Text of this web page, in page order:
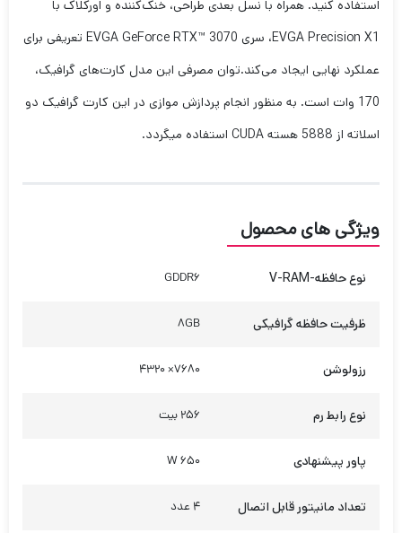
استفاده کنید. همراه با نسل بعدی طراحی، خنک‌کننده و اورکلاک با
EVGA Precision X1، سری EVGA GeForce RTX™ 3070 تعریفی برای
عملکرد نهایی ایجاد می‌کند.توان مصرفی این مدل کارت‌های گرافیک،
170 وات است. به منظور انجام پردازش موازی در این کارت گرافیک دو
اسلاته از 5888 هسته CUDA استفاده میگردد.
ویژگی های محصول
نوع حافظه-V-RAM GDDR6
ظرفیت حافظه گرافیکی 8GB
رزولوشن 7680× 4320
نوع رابط رم 256 بیت
پاور پیشنهادی 650 W
تعداد مانیتور قابل اتصال 4 عدد